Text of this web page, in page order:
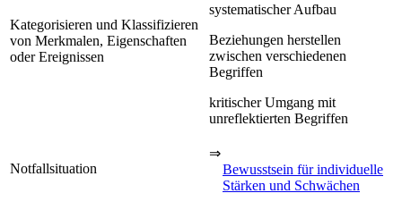
Kategorisieren und Klassifizieren
von Merkmalen, Eigenschaften
oder Ereignissen
systematischer Aufbau
Beziehungen herstellen
zwischen verschiedenen
Begriffen
kritischer Umgang mit
unreflektierten Begriffen
Notfallsituation
⇒
Bewusstsein für individuelle
Stärken und Schwächen